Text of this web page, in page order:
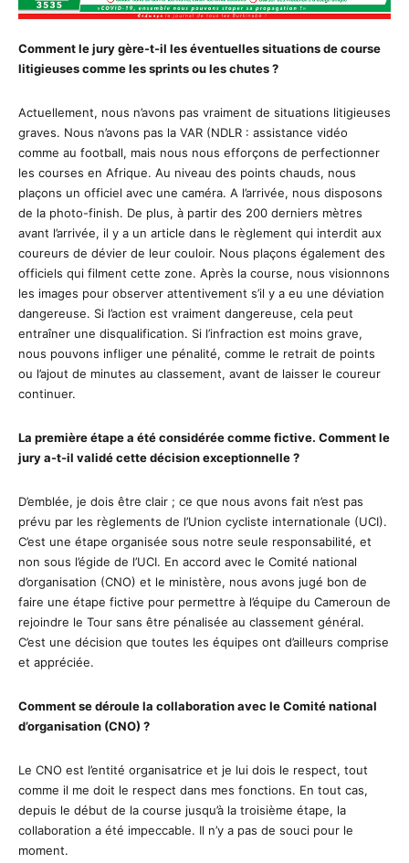
Comment le jury gère-t-il les éventuelles situations de course
litigieuses comme les sprints ou les chutes ?
Actuellement, nous n’avons pas vraiment de situations litigieuses
graves. Nous n’avons pas la VAR (NDLR : assistance vidéo
comme au football, mais nous nous efforçons de perfectionner
les courses en Afrique. Au niveau des points chauds, nous
plaçons un officiel avec une caméra. A l’arrivée, nous disposons
de la photo-finish. De plus, à partir des 200 derniers mètres
avant l’arrivée, il y a un article dans le règlement qui interdit aux
coureurs de dévier de leur couloir. Nous plaçons également des
officiels qui filment cette zone. Après la course, nous visionnons
les images pour observer attentivement s’il y a eu une déviation
dangereuse. Si l’action est vraiment dangereuse, cela peut
entraîner une disqualification. Si l’infraction est moins grave,
nous pouvons infliger une pénalité, comme le retrait de points
ou l’ajout de minutes au classement, avant de laisser le coureur
continuer.
La première étape a été considérée comme fictive. Comment le
jury a-t-il validé cette décision exceptionnelle ?
D’emblée, je dois être clair ; ce que nous avons fait n’est pas
prévu par les règlements de l’Union cycliste internationale (UCI).
C’est une étape organisée sous notre seule responsabilité, et
non sous l’égide de l’UCI. En accord avec le Comité national
d’organisation (CNO) et le ministère, nous avons jugé bon de
faire une étape fictive pour permettre à l’équipe du Cameroun de
rejoindre le Tour sans être pénalisée au classement général.
C’est une décision que toutes les équipes ont d’ailleurs comprise
et appréciée.
Comment se déroule la collaboration avec le Comité national
d’organisation (CNO) ?
Le CNO est l’entité organisatrice et je lui dois le respect, tout
comme il me doit le respect dans mes fonctions. En tout cas,
depuis le début de la course jusqu’à la troisième étape, la
collaboration a été impeccable. Il n’y a pas de souci pour le
moment.